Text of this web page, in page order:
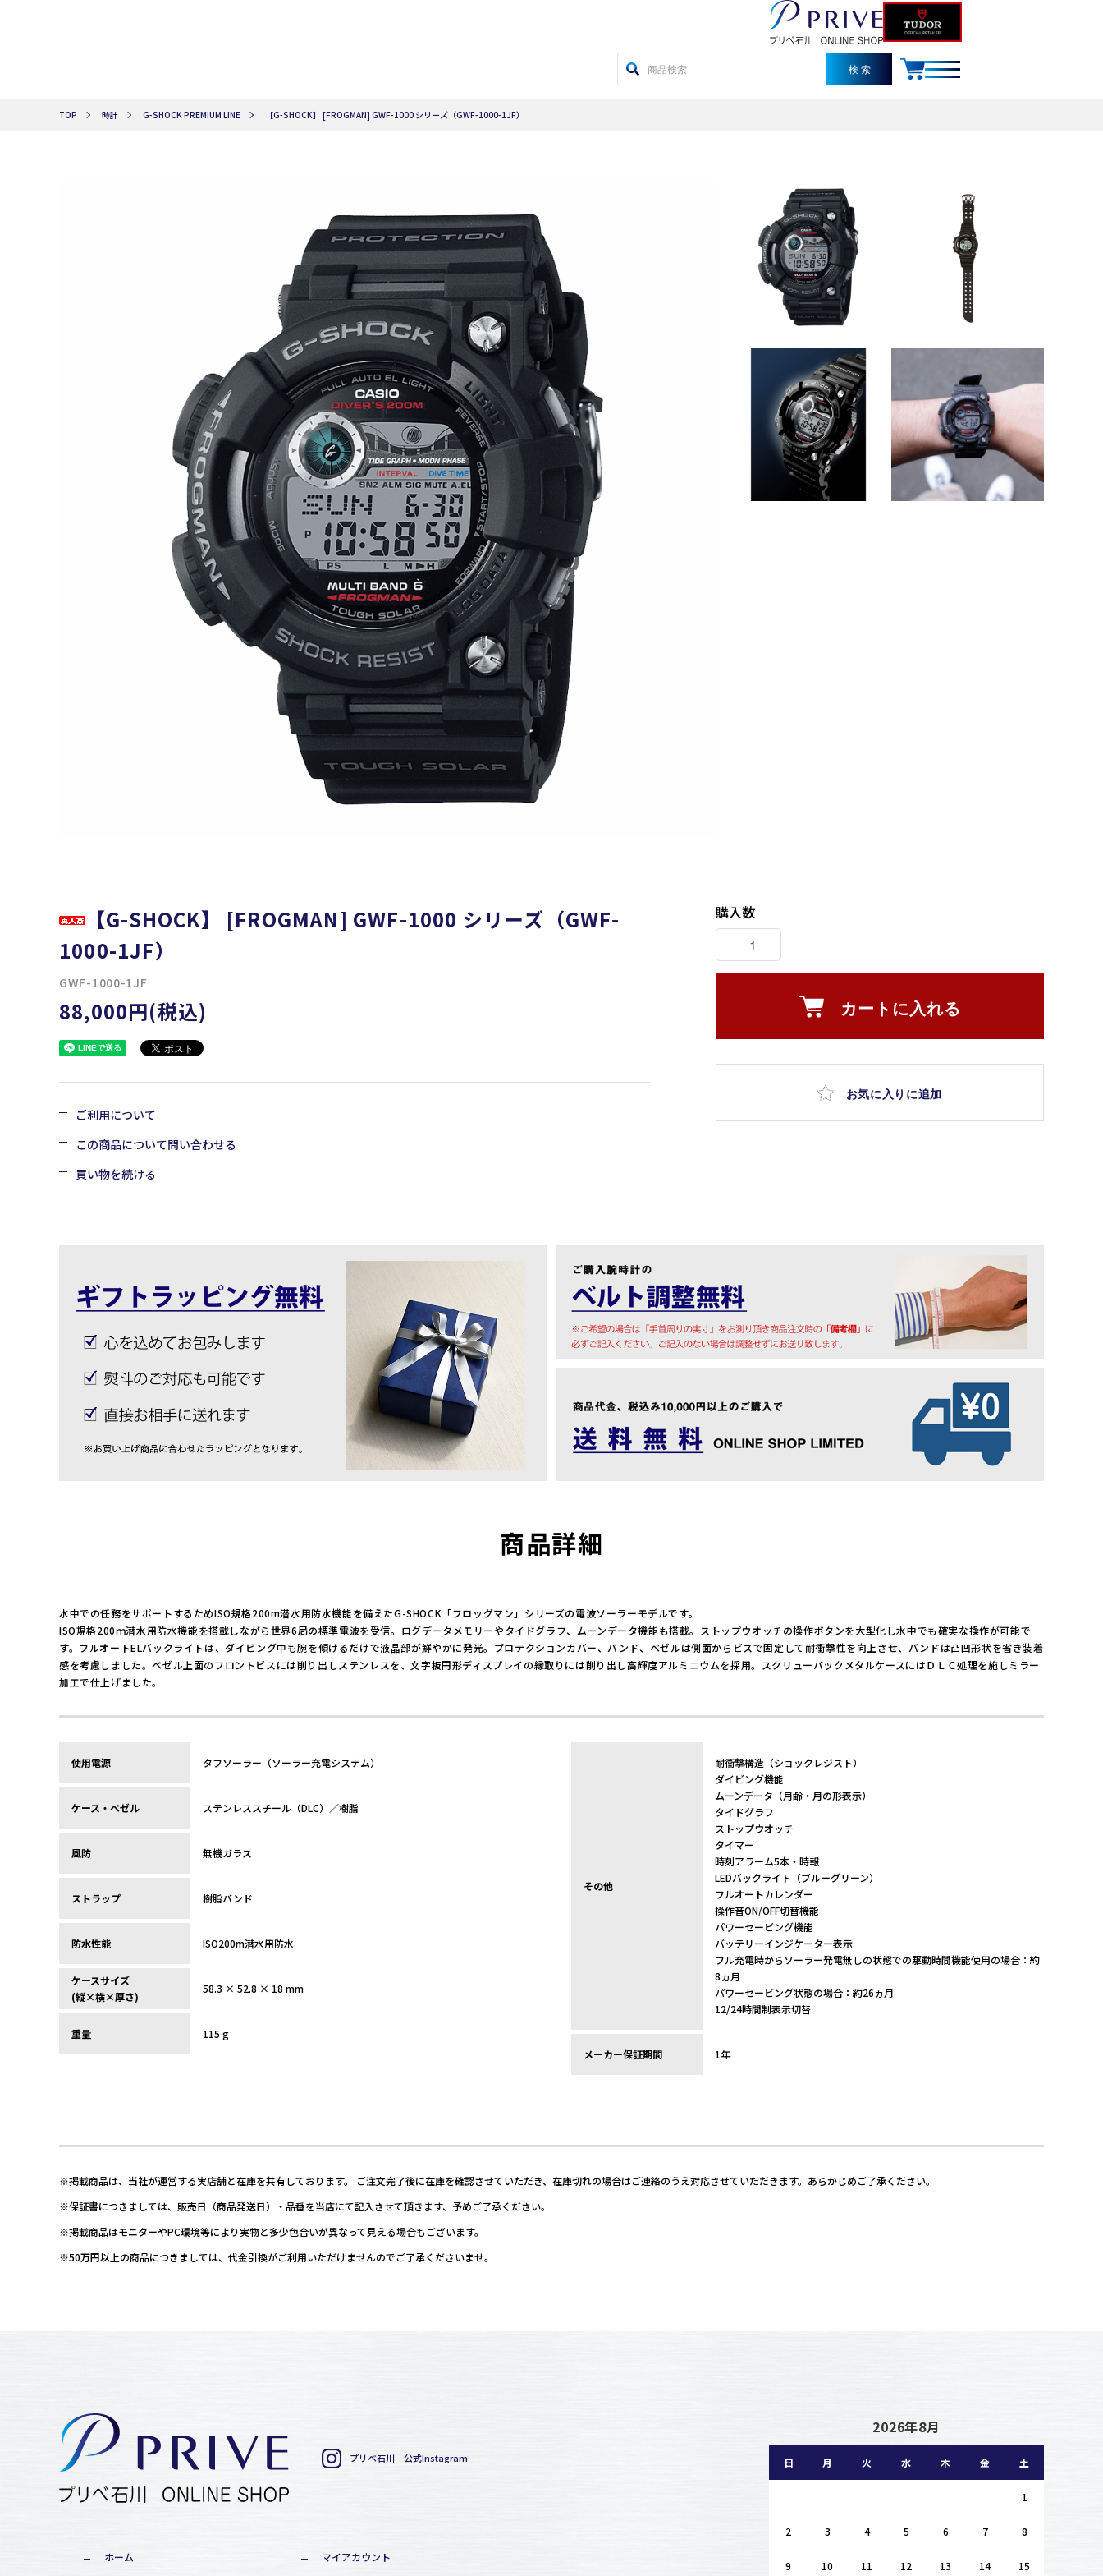
TOP 時計 G-SHOCK PREMIUM LINE 【G-SHOCK】 [FROGMAN] GWF-1000 シリーズ（GWF-1000-1JF）
【G-SHOCK】 [FROGMAN] GWF-1000 シリーズ（GWF-
1000-1JF）
GWF-1000-1JF
88,000円(税込)
ご利用について
この商品について問い合わせる
買い物を続ける
購入数
カートに入れる
お気に入りに追加
商品詳細
水中での任務をサポートするためISO規格200m潜水用防水機能を備えたG-SHOCK「フロッグマン」シリーズの電波ソーラーモデルです。
ISO規格200ｍ潜水用防水機能を搭載しながら世界6局の標準電波を受信。ログデータメモリーやタイドグラフ、ムーンデータ機能も搭載。ストップウオッチの操作ボタンを大型化し水中でも確実な操作が可能で
す。フルオートELバックライトは、ダイビング中も腕を傾けるだけで液晶部が鮮やかに発光。プロテクションカバー、バンド、ベゼルは側面からビスで固定して耐衝撃性を向上させ、バンドは凸凹形状を省き装着
感を考慮しました。ベゼル上面のフロントビスには削り出しステンレスを、文字板円形ディスプレイの縁取りには削り出し高輝度アルミニウムを採用。スクリューバックメタルケースにはＤＬＣ処理を施しミラー
加工で仕上げました。
使用電源 タフソーラー（ソーラー充電システム）
ケース・ベゼル ステンレススチール（DLC）／樹脂
風防 無機ガラス
ストラップ 樹脂バンド
防水性能 ISO200m潜水用防水
ケースサイズ
(縦×横×厚さ)
58.3 × 52.8 × 18 mm
重量 115 g
その他
耐衝撃構造（ショックレジスト）
ダイビング機能
ムーンデータ（月齢・月の形表示）
タイドグラフ
ストップウオッチ
タイマー
時刻アラーム5本・時報
LEDバックライト（ブルーグリーン）
フルオートカレンダー
操作音ON/OFF切替機能
パワーセービング機能
バッテリーインジケーター表示
フル充電時からソーラー発電無しの状態での駆動時間機能使用の場合：約
8ヵ月
パワーセービング状態の場合：約26ヵ月
12/24時間制表示切替
メーカー保証期間 1年
※掲載商品は、当社が運営する実店舗と在庫を共有しております。 ご注文完了後に在庫を確認させていただき、在庫切れの場合はご連絡のうえ対応させていただきます。あらかじめご了承ください。
※保証書につきましては、販売日（商品発送日）・品番を当店にて記入させて頂きます、予めご了承ください。
※掲載商品はモニターやPC環境等により実物と多少色合いが異なって見える場合もございます。
※50万円以上の商品につきましては、代金引換がご利用いただけませんのでご了承くださいませ。
プリベ石川 公式Instagram
ホーム マイアカウント
2026年8月
日 月 火 水 木 金 土
1
2 3 4 5 6 7 8
9 10 11 12 13 14 15